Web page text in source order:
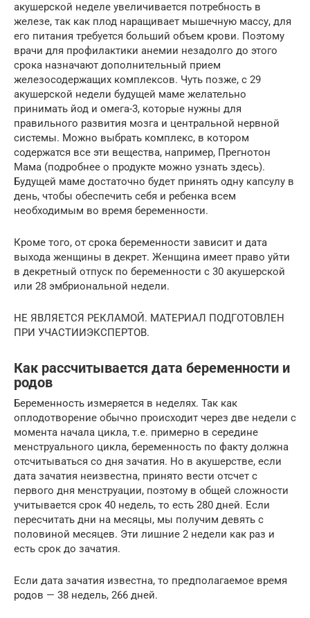
акушерской неделе увеличивается потребность в
железе, так как плод наращивает мышечную массу, для
его питания требуется больший объем крови. Поэтому
врачи для профилактики анемии незадолго до этого
срока назначают дополнительный прием
железосодержащих комплексов. Чуть позже, с 29
акушерской недели будущей маме желательно
принимать йод и омега-3, которые нужны для
правильного развития мозга и центральной нервной
системы. Можно выбрать комплекс, в котором
содержатся все эти вещества, например, Прегнотон
Мама (подробнее о продукте можно узнать здесь).
Будущей маме достаточно будет принять одну капсулу в
день, чтобы обеспечить себя и ребенка всем
необходимым во время беременности.
Кроме того, от срока беременности зависит и дата
выхода женщины в декрет. Женщина имеет право уйти
в декретный отпуск по беременности с 30 акушерской
или 28 эмбриональной недели.
НЕ ЯВЛЯЕТСЯ РЕКЛАМОЙ. МАТЕРИАЛ ПОДГОТОВЛЕН
ПРИ УЧАСТИИЭКСПЕРТОВ.
Как рассчитывается дата беременности и
родов
Беременность измеряется в неделях. Так как
оплодотворение обычно происходит через две недели с
момента начала цикла, т.е. примерно в середине
менструального цикла, беременность по факту должна
отсчитываться со дня зачатия. Но в акушерстве, если
дата зачатия неизвестна, принято вести отсчет с
первого дня менструации, поэтому в общей сложности
учитывается срок 40 недель, то есть 280 дней. Если
пересчитать дни на месяцы, мы получим девять с
половиной месяцев. Эти лишние 2 недели как раз и
есть срок до зачатия.
Если дата зачатия известна, то предполагаемое время
родов — 38 недель, 266 дней.